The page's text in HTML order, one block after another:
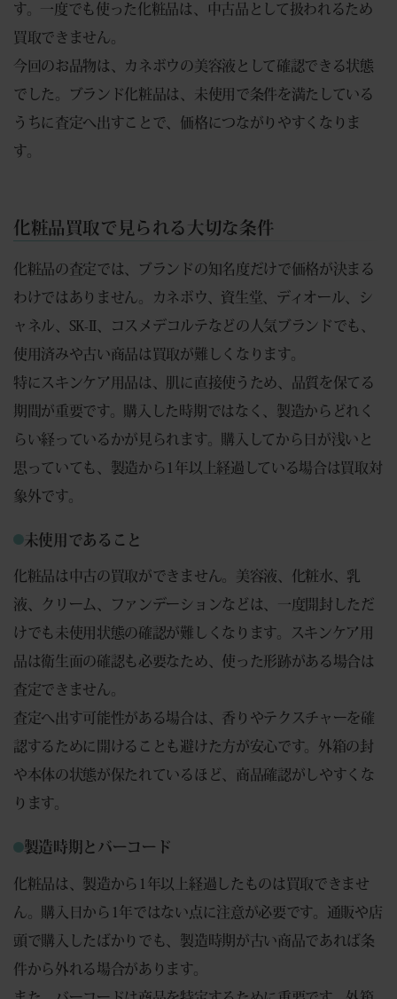
す。一度でも使った化粧品は、中古品として扱われるため
買取できません。
今回のお品物は、カネボウの美容液として確認できる状態
でした。ブランド化粧品は、未使用で条件を満たしている
うちに査定へ出すことで、価格につながりやすくなりま
す。
化粧品買取で見られる大切な条件
化粧品の査定では、ブランドの知名度だけで価格が決まる
わけではありません。カネボウ、資生堂、ディオール、シ
ャネル、SK-II、コスメデコルテなどの人気ブランドでも、
使用済みや古い商品は買取が難しくなります。
特にスキンケア用品は、肌に直接使うため、品質を保てる
期間が重要です。購入した時期ではなく、製造からどれく
らい経っているかが見られます。購入してから日が浅いと
思っていても、製造から1年以上経過している場合は買取対
象外です。
未使用であること
化粧品は中古の買取ができません。美容液、化粧水、乳
液、クリーム、ファンデーションなどは、一度開封しただ
けでも未使用状態の確認が難しくなります。スキンケア用
品は衛生面の確認も必要なため、使った形跡がある場合は
査定できません。
査定へ出す可能性がある場合は、香りやテクスチャーを確
認するために開けることも避けた方が安心です。外箱の封
や本体の状態が保たれているほど、商品確認がしやすくな
ります。
製造時期とバーコード
化粧品は、製造から1年以上経過したものは買取できませ
ん。購入日から1年ではない点に注意が必要です。通販や店
頭で購入したばかりでも、製造時期が古い商品であれば条
件から外れる場合があります。